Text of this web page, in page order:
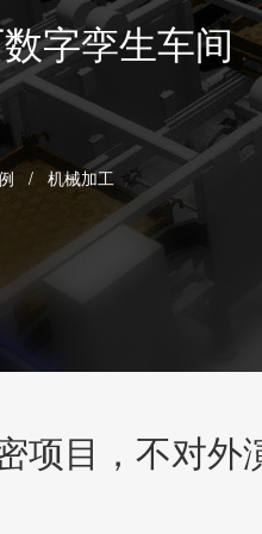
字孪生车间
/ 机械加工
项目，不对外